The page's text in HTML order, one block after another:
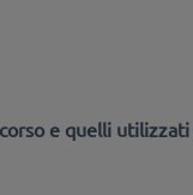
e quelli